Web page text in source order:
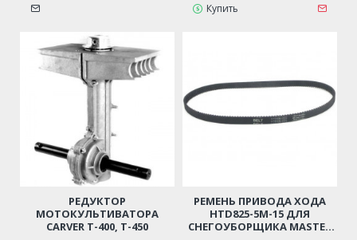
Купить
РЕДУКТОР
МОТОКУЛЬТИВАТОРА
CARVER T-400, T-450
РЕМЕНЬ ПРИВОДА ХОДА
HTD825-5M-15 ДЛЯ
СНЕГОУБОРЩИКА MASTER